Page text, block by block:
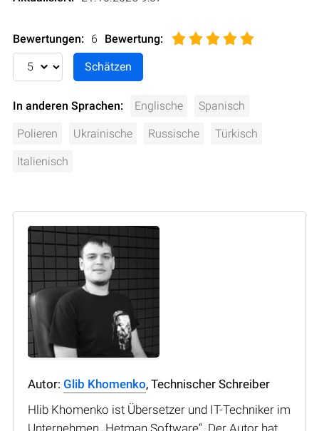
Bewertungen: 6 Bewertung:
In anderen Sprachen: Englische Spanisch
Polieren Ukrainische Russische Türkisch
Italienisch
Autor: Glib Khomenko, Technischer Schreiber
Hlib Khomenko ist Übersetzer und IT-Techniker im
Unternehmen „Hetman Software“. Der Autor hat